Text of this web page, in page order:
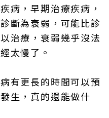
病，早期治療疾病，
斷為衰弱，可能比診
治療，衰弱幾乎沒法
太慢了。
有更長的時間可以預
生，真的還能做什